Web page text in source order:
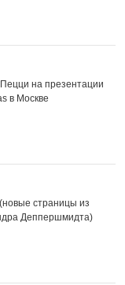
на презентации
в Москве
страницы из
Деппершмидта)